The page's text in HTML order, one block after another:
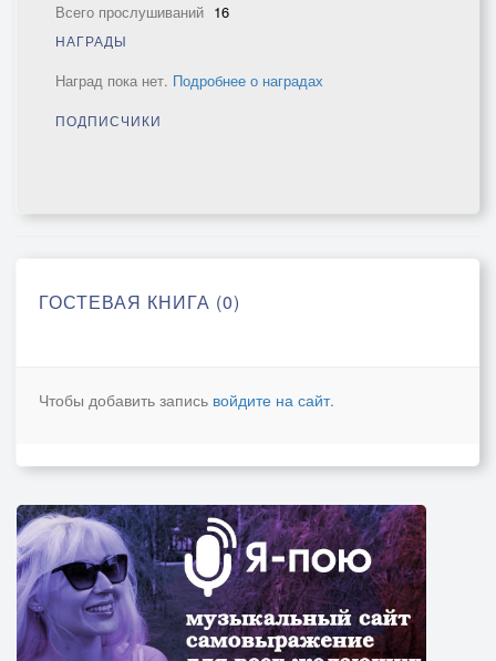
Всего прослушиваний 16
НАГРАДЫ
Наград пока нет. Подробнее о наградах
ПОДПИСЧИКИ
ГОСТЕВАЯ КНИГА (0)
Чтобы добавить запись войдите на сайт.